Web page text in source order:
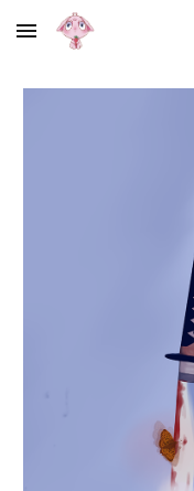
Skip to main content